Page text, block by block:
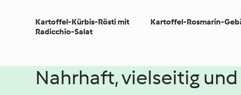
Kartoffel-Kürbis-Rösti mit
Radicchio-Salat
Kartoffel-Rosmarin-
Nahrhaft, vielseitig